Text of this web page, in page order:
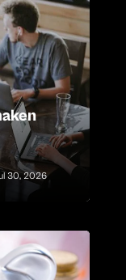
30, 2026